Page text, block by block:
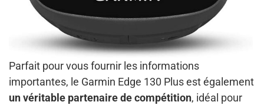
Parfait pour vous fournir les informations
importantes, le Garmin Edge 130 Plus est également
un véritable partenaire de compétition, idéal pour